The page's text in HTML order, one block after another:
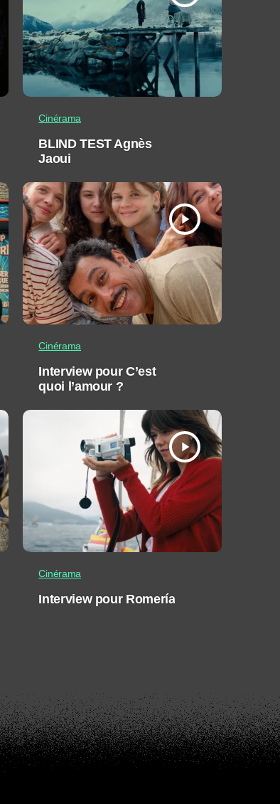
Cinérama
BLIND TEST Agnès
Jaoui
play_arrow
Cinérama
Interview pour C’est
quoi l’amour ?
play_arrow
Cinérama
Interview pour Romería